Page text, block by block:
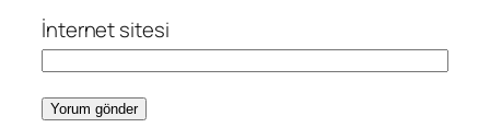
İnternet sitesi